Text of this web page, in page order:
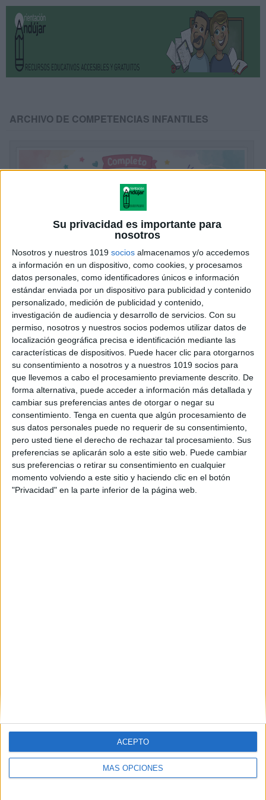
Su privacidad es importante para
nosotros
Nosotros y nuestros 1019 socios almacenamos y/o accedemos
a información en un dispositivo, como cookies, y procesamos
datos personales, como identificadores únicos e información
estándar enviada por un dispositivo para publicidad y contenido
personalizado, medición de publicidad y contenido,
investigación de audiencia y desarrollo de servicios. Con su
permiso, nosotros y nuestros socios podemos utilizar datos de
localización geográfica precisa e identificación mediante las
características de dispositivos. Puede hacer clic para otorgarnos
su consentimiento a nosotros y a nuestros 1019 socios para
que llevemos a cabo el procesamiento previamente descrito. De
forma alternativa, puede acceder a información más detallada y
cambiar sus preferencias antes de otorgar o negar su
consentimiento. Tenga en cuenta que algún procesamiento de
sus datos personales puede no requerir de su consentimiento,
pero usted tiene el derecho de rechazar tal procesamiento. Sus
preferencias se aplicarán solo a este sitio web. Puede cambiar
sus preferencias o retirar su consentimiento en cualquier
momento volviendo a este sitio y haciendo clic en el botón
"Privacidad" en la parte inferior de la página web.
MÁS OPCIONES
ACEPTO
ARCHIVO DE COMPETENCIAS INFANTILES
Completo INFORME DE EVALUACIÓN ED.
INFANTIL
Publicado el 10 junio, 2026
La evaluación en Educación Infantil constituye una
herramienta fundamental para conocer el desarrollo
integral de los niños y niñas, detectar fortalezas,
identificar posibles necesidades de apoyo y planificar
actuaciones […]
SEGUIR LEYENDO
email